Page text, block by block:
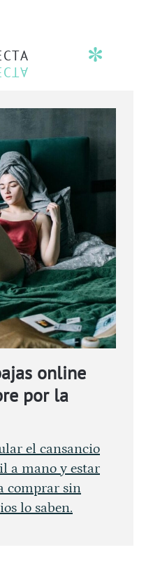
online
por la
el cansancio
a mano y estar
comprar sin
lo saben.